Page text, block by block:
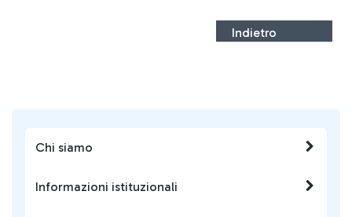
Chi siamo
Informazioni istituzionali
Indietro